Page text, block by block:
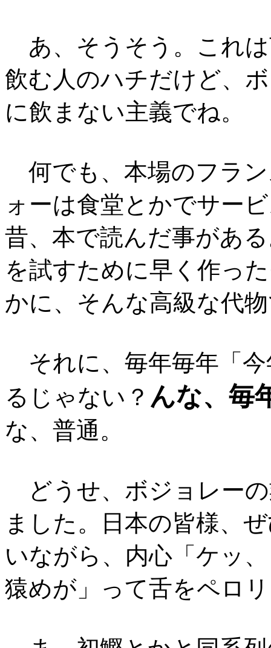
あ、そうそう。これ
飲む人のハチだけど、
に飲まない主義でね。
何でも、本場のフラ
ォーは食堂とかでサー
昔、本で読んだ事があ
を試すために早く作っ
かに、そんな高級な代
それに、毎年毎年「
るじゃない？ んな、毎
な、普通。
どうせ、ボジョレー
ました。日本の皆様、
いながら、内心「ケッ
猿めが」って舌をペロ